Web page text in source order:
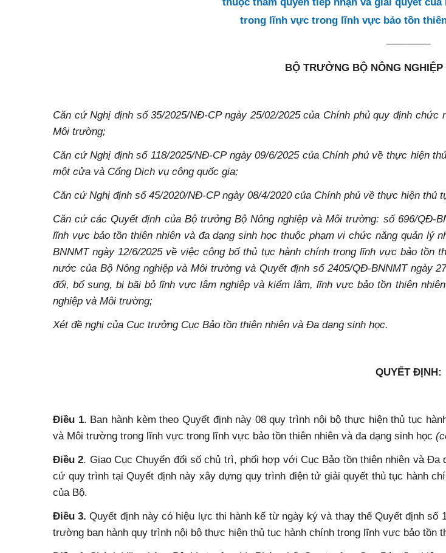
trong lĩnh vực trong lĩnh vực bảo tồn
BỘ TRƯỞNG BỘ NÔNG
Căn cứ Nghị định số 35/2025/NĐ-CP ngày 25/02/2025 của Chính phủ quy định
Môi trường;
Căn cứ Nghị định số 118/2025/NĐ-CP ngày 09/6/2025 của Chính phủ về thực hiện
một cửa và Cổng Dịch vụ công quốc gia;
Căn cứ Nghị định số 45/2020/NĐ-CP ngày 08/4/2020 của Chính phủ về thực hiện thủ
Căn cứ các Quyết định của Bộ trưởng Bộ Nông nghiệp và Môi trường: số 696/QĐ-
lĩnh vực bảo tồn thiên nhiên và đa dạng sinh học thuộc phạm vi chức năng quản lý
BNNMT ngày 12/6/2025 về việc công bố thủ tục hành chính trong lĩnh vực bảo tồn
nước của Bộ Nông nghiệp và Môi trường và Quyết định số 2405/QĐ-BNNMT ngày
đổi, bổ sung, bị bãi bỏ lĩnh vực lâm nghiệp và kiểm lâm, lĩnh vực bảo tồn thiên
nghiệp và Môi trường;
Xét đề nghị của Cục trưởng Cục Bảo tồn thiên nhiên và Đa dạng sinh học.
QUYẾT ĐỊNH:
Điều 1. Ban hành kèm theo Quyết định này 08 quy trình nội bộ thực hiện thủ tục
và Môi trường trong lĩnh vực trong lĩnh vực bảo tồn thiên nhiên và đa dạng sinh học
Điều 2. Giao Cục Chuyển đổi số chủ trì, phối hợp với Cục Bảo tồn thiên nhiên và
cứ quy trình tại Quyết định này xây dựng quy trình điện tử giải quyết thủ tục hành
của Bộ.
Điều 3.Quyết định này có hiệu lực thi hành kể từ ngày ký và thay thế Quyết định
trường ban hành quy trình nội bộ thực hiện thủ tục hành chính trong lĩnh vực bảo tồn